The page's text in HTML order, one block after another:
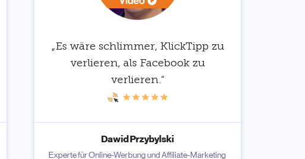
„Es wäre schlimmer, KlickTipp zu
verlieren, als Facebook zu
verlieren.“
Dawid Przybylski
Experte für Online-Werbung und Affiliate-Marketing